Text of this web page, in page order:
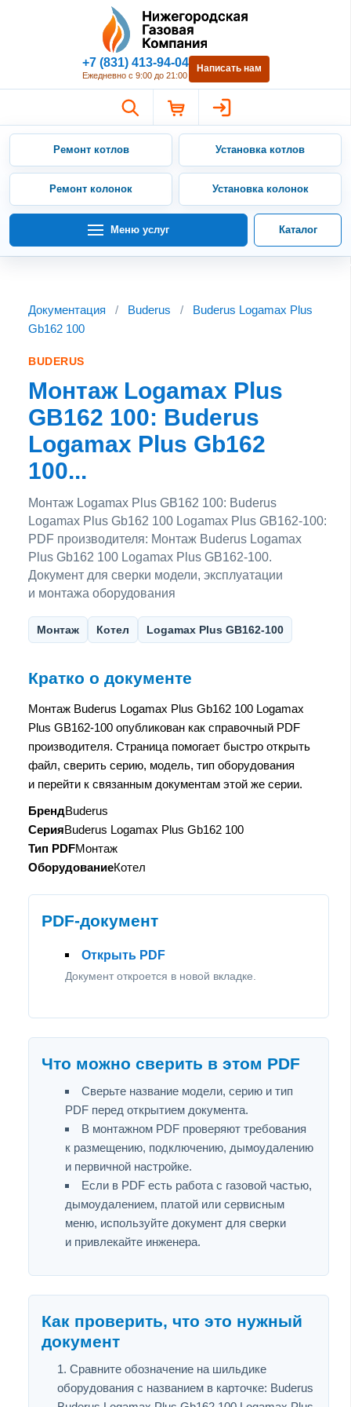
Нижегородская Газовая
+7 (831) 413-94-04
Ежедневно с 9:00 до 21:00
Написать нам
Ремонт котлов Установка котлов
Ремонт колонок Установка колонок
Меню услуг Каталог
Документация / Buderus /
Buderus Logamax Plus
Gb162 100
BUDERUS
Монтаж Logamax Plus
GB162 100: Buderus
Logamax Plus Gb162
100...
Монтаж Logamax Plus GB162 100: Buderus
Logamax Plus Gb162 100 Logamax Plus GB162-100:
PDF производителя: Монтаж Buderus Logamax
Plus Gb162 100 Logamax Plus GB162-100.
Документ для сверки модели, эксплуатации
и монтажа оборудования
Монтаж Котел Logamax Plus GB162-100
Кратко о документе
Монтаж Buderus Logamax Plus Gb162 100 Logamax
Plus GB162-100 опубликован как справочный PDF
производителя. Страница помогает быстро открыть
файл, сверить серию, модель, тип оборудования
и перейти к связанным документам этой же серии.
БрендBuderus
СерияBuderus Logamax Plus Gb162 100
Тип PDFМонтаж
ОборудованиеКотел
PDF-документ
Открыть PDF
Документ откроется в новой вкладке.
Что можно сверить в этом PDF
Сверьте название модели, серию и тип
PDF перед открытием документа.
В монтажном PDF проверяют требования
к размещению, подключению, дымоудалению
и первичной настройке.
Если в PDF есть работа с газовой частью,
дымоудалением, платой или сервисным
меню, используйте документ для сверки
и привлекайте инженера.
Как проверить, что это нужный
документ
Сравните обозначение на шильдике
оборудования с названием в карточке: Buderus